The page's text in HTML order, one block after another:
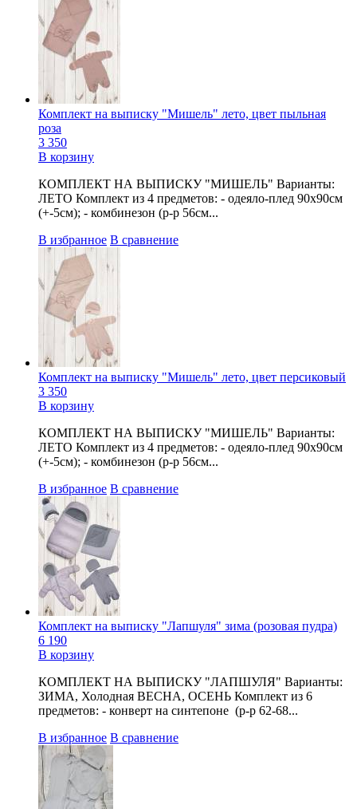
Комплект на выписку "Мишель" лето, цвет пыльная
роза
3 350
В корзину
КОМПЛЕКТ НА ВЫПИСКУ "МИШЕЛЬ" Варианты:
ЛЕТО Комплект из 4 предметов: - одеяло-плед 90х90см
(+-5см); - комбинезон (р-р 56см...
В избранное В сравнение
Комплект на выписку "Мишель" лето, цвет персиковый
3 350
В корзину
КОМПЛЕКТ НА ВЫПИСКУ "МИШЕЛЬ" Варианты:
ЛЕТО Комплект из 4 предметов: - одеяло-плед 90х90см
(+-5см); - комбинезон (р-р 56см...
В избранное В сравнение
Комплект на выписку "Лапшуля" зима (розовая пудра)
6 190
В корзину
КОМПЛЕКТ НА ВЫПИСКУ "ЛАПШУЛЯ" Варианты:
ЗИМА, Холодная ВЕСНА, ОСЕНЬ Комплект из 6
предметов: - конверт на синтепоне (р-р 62-68...
В избранное В сравнение